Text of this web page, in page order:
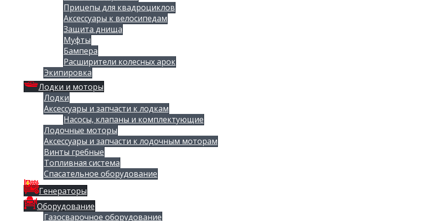
Прицепы для квадроциклов
Аксессуары к велосипедам
Защита днища
Муфты
Бампера
Расширители колесных арок
Экипировка
Лодки и моторы
Лодки
Аксессуары и запчасти к лодкам
Насосы, клапаны и комплектующие
Лодочные моторы
Аксессуары и запчасти к лодочным моторам
Винты гребные
Топливная система
Спасательное оборудование
Генераторы
Оборудование
Газосварочное оборудование